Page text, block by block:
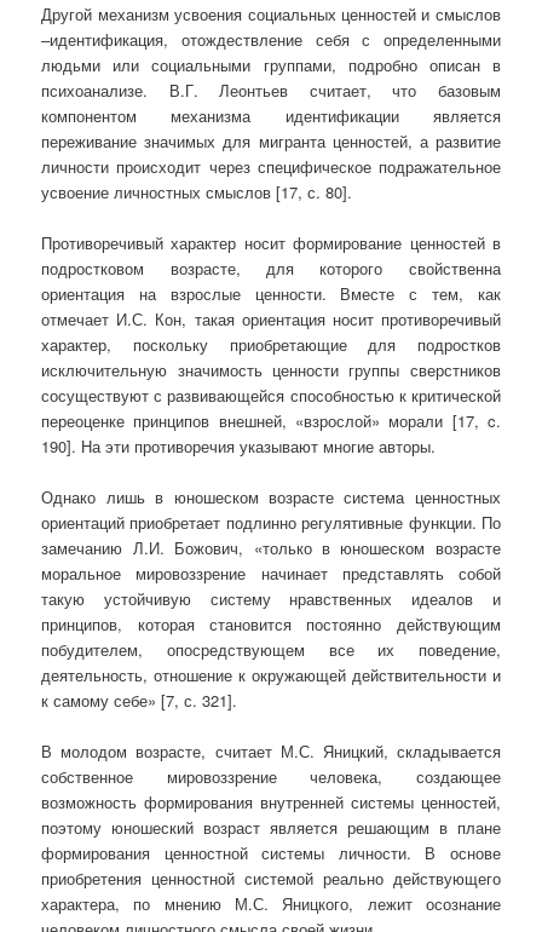
Другой механизм усвоения социальных ценностей и смыслов
–идентификация, отождествление себя с определенными
людьми или социальными группами, подробно описан в
психоанализе. В.Г. Леонтьев считает, что базовым
компонентом механизма идентификации является
переживание значимых для мигранта ценностей, а развитие
личности происходит через специфическое подражательное
усвоение личностных смыслов [17, с. 80].
Противоречивый характер носит формирование ценностей в
подростковом возрасте, для которого свойственна
ориентация на взрослые ценности. Вместе с тем, как
отмечает И.С. Кон, такая ориентация носит противоречивый
характер, поскольку приобретающие для подростков
исключительную значимость ценности группы сверстников
сосуществуют с развивающейся способностью к критической
переоценке принципов внешней, «взрослой» морали [17, c.
190]. На эти противоречия указывают многие авторы.
Однако лишь в юношеском возрасте система ценностных
ориентаций приобретает подлинно регулятивные функции. По
замечанию Л.И. Божович, «только в юношеском возрасте
моральное мировоззрение начинает представлять собой
такую устойчивую систему нравственных идеалов и
принципов, которая становится постоянно действующим
побудителем, опосредствующем все их поведение,
деятельность, отношение к окружающей действительности и
к самому себе» [7, с. 321].
В молодом возрасте, считает М.С. Яницкий, складывается
собственное мировоззрение человека, создающее
возможность формирования внутренней системы ценностей,
поэтому юношеский возраст является решающим в плане
формирования ценностной системы личности. В основе
приобретения ценностной системой реально действующего
характера, по мнению М.С. Яницкого, лежит осознание